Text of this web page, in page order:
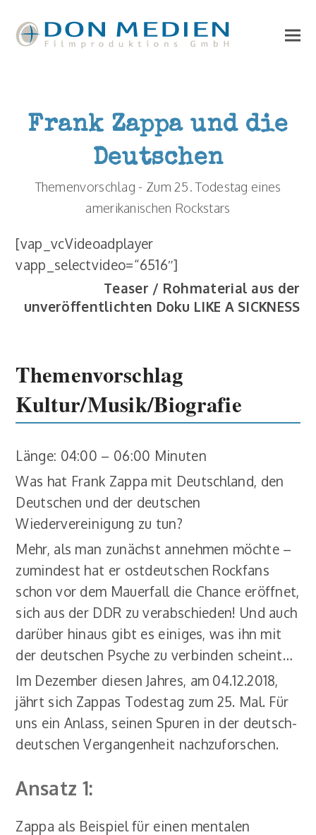
Frank Zappa und die
Deutschen
Themenvorschlag - Zum 25. Todestag eines
amerikanischen Rockstars
[vap_vcVideoadplayer
vapp_selectvideo=“6516″]
Teaser / Rohmaterial aus der
unveröffentlichten Doku LIKE A SICKNESS
Themenvorschlag
Kultur/Musik/Biografie
Länge: 04:00 – 06:00 Minuten
Was hat Frank Zappa mit Deutschland, den
Deutschen und der deutschen
Wiedervereinigung zu tun?
Mehr, als man zunächst annehmen möchte –
zumindest hat er ostdeutschen Rockfans
schon vor dem Mauerfall die Chance eröffnet,
sich aus der DDR zu verabschieden! Und auch
darüber hinaus gibt es einiges, was ihn mit
der deutschen Psyche zu verbinden scheint…
Im Dezember diesen Jahres, am 04.12.2018,
jährt sich Zappas Todestag zum 25. Mal. Für
uns ein Anlass, seinen Spuren in der deutsch-
deutschen Vergangenheit nachzuforschen.
Ansatz 1:
Zappa als Beispiel für einen mentalen